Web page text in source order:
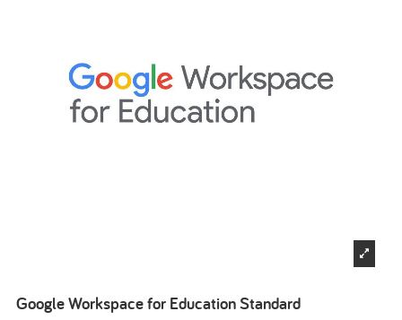
Google Workspace for Education Standard